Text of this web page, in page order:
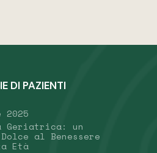
DI PAZIENTI
2025
Geriatrica: un
al Benessere
Età